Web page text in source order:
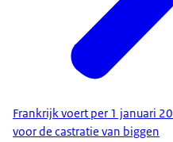
Frankrijk voert per 1 januari
voor de castratie van biggen